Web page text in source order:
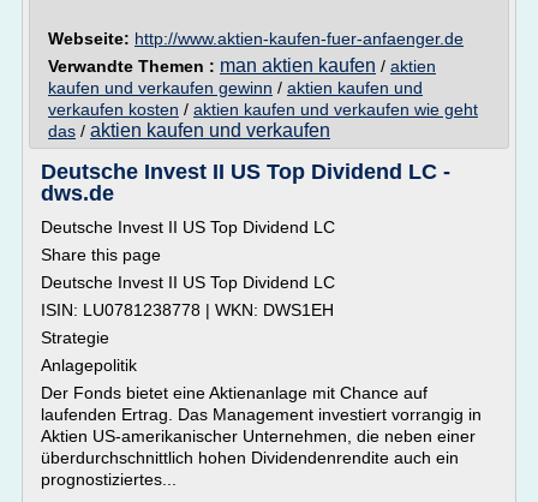
Webseite: http://www.aktien-kaufen-fuer-anfaenger.de
Verwandte Themen : man aktien kaufen / aktien
kaufen und verkaufen gewinn / aktien kaufen und
verkaufen kosten / aktien kaufen und verkaufen wie geht
das / aktien kaufen und verkaufen
Deutsche Invest II US Top Dividend LC -
dws.de
Deutsche Invest II US Top Dividend LC
Share this page
Deutsche Invest II US Top Dividend LC
ISIN: LU0781238778 | WKN: DWS1EH
Strategie
Anlagepolitik
Der Fonds bietet eine Aktienanlage mit Chance auf
laufenden Ertrag. Das Management investiert vorrangig in
Aktien US-amerikanischer Unternehmen, die neben einer
überdurchschnittlich hohen Dividendenrendite auch ein
prognostiziertes...